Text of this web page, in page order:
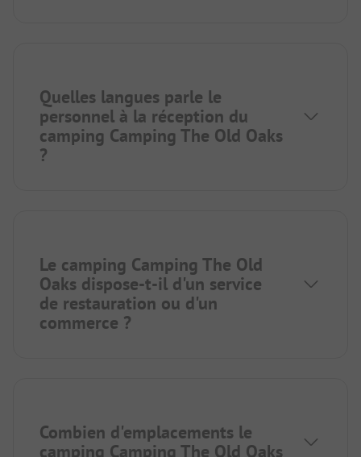
Quelles langues parle le
personnel à la réception du
camping Camping The Old Oaks
?
Le camping Camping The Old
Oaks dispose-t-il d'un service
de restauration ou d'un
commerce ?
Combien d'emplacements le
camping Camping The Old Oaks